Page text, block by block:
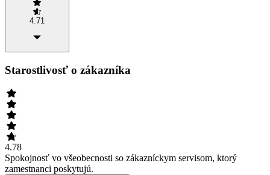
4.71
Starostlivosť o zákazníka
4.78
Spokojnosť vo všeobecnosti so zákazníckym servisom, ktorý
zamestnanci poskytujú.